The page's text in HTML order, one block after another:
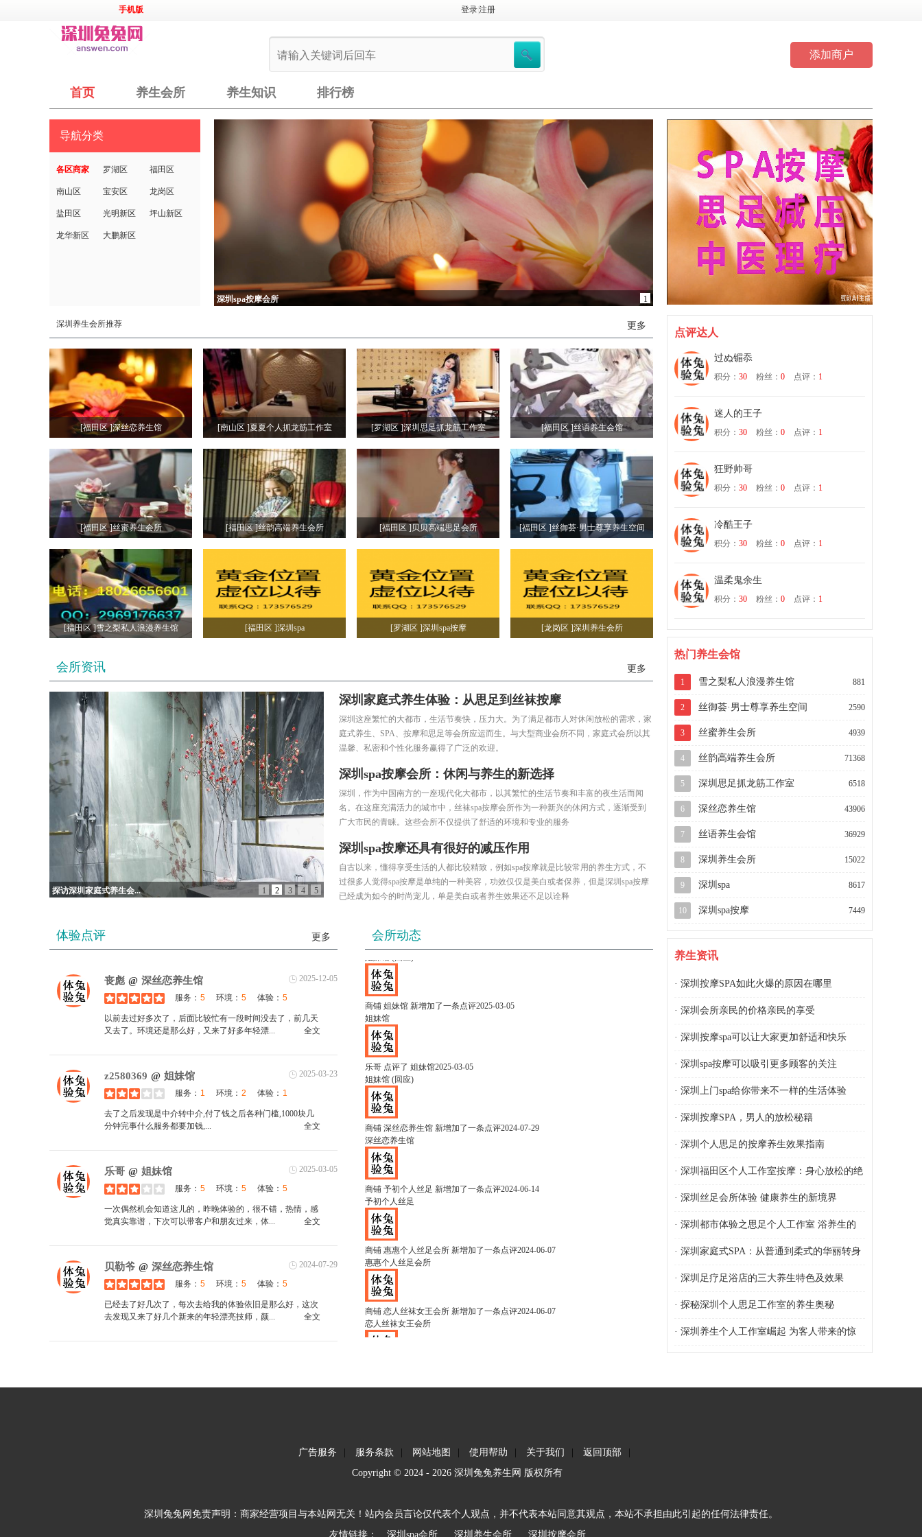
手机版 登录注册
添加商户
首页 养生会所 养生知识 排行榜
导航分类
各区商家 罗湖区 福田区
南山区 宝安区 龙岗区
盐田区 光明新区 坪山新区
龙华新区 大鹏新区
深圳spa按摩会所 1
更多
深圳养生会所推荐
[福田区 ]深丝恋养生馆 [南山区 ]夏夏个人抓龙筋工作室 [罗湖区 ]深圳思足抓龙筋工作室 [福田区 ]丝语养生会馆
[福田区 ]丝蜜养生会所 [福田区 ]丝韵高端养生会所 [福田区 ]贝贝高端思足会所 [福田区 ]丝御荟·男士尊享养生空间
[福田区 ]雪之梨私人浪漫养生馆 [福田区 ]深圳spa [罗湖区 ]深圳spa按摩 [龙岗区 ]深圳养生会所
更多
会所资讯
探访深圳家庭式养生会... 1 2 3 4 5
深圳家庭式养生体验：从思足到丝袜按摩
深圳这座繁忙的大都市，生活节奏快，压力大。为了满足都市人对休闲放松的需求，家
庭式养生、SPA、按摩和思足等会所应运而生。与大型商业会所不同，家庭式会所以其
温馨、私密和个性化服务赢得了广泛的欢迎。
深圳spa按摩会所：休闲与养生的新选择
深圳，作为中国南方的一座现代化大都市，以其繁忙的生活节奏和丰富的夜生活而闻
名。在这座充满活力的城市中，丝袜spa按摩会所作为一种新兴的休闲方式，逐渐受到
广大市民的青睐。这些会所不仅提供了舒适的环境和专业的服务
深圳spa按摩还具有很好的减压作用
自古以来，懂得享受生活的人都比较精致，例如spa按摩就是比较常用的养生方式，不
过很多人觉得spa按摩是单纯的一种美容，功效仅仅是美白或者保养，但是深圳spa按摩
已经成为如今的时尚宠儿，单是美白或者养生效果还不足以诠释
更多
体验点评
2025-12-05
丧彪 @ 深丝恋养生馆
服务： 5 环境： 5 体验： 5
全文
以前去过好多次了，后面比较忙有一段时间没去了，前几天
又去了。环境还是那么好，又来了好多年轻漂...
2025-03-23
z2580369 @ 姐妹馆
服务： 1 环境： 2 体验： 1
全文
去了之后发现是中介转中介,付了钱之后各种门槛,1000块几
分钟完事什么服务都要加钱, ...
2025-03-05
乐哥 @ 姐妹馆
服务： 5 环境： 5 体验： 5
全文
一次偶然机会知道这儿的，昨晚体验的，很不错，热情，感
觉真实靠谱，下次可以带客户和朋友过来，体...
2024-07-29
贝勒爷 @ 深丝恋养生馆
服务： 5 环境： 5 体验： 5
全文
已经去了好几次了，每次去给我的体验依旧是那么好，这次
去发现又来了好几个新来的年轻漂亮技师，颜...
会所动态
商铺 深丝恋养生馆新增加了一条点评12-05
深丝恋养生馆
商铺 姐妹馆新增加了一条点评 2025-03-23
姐妹馆
姐妹馆(回应)
商铺 姐妹馆
姐妹馆
乐哥点评了 姐妹馆
姐妹馆(
商铺 深丝恋养生馆
深丝恋养生馆
商铺 予初个人丝足
予初个人丝足
商铺 惠惠个人丝足会所
惠惠个人丝足会所
商铺 恋人丝袜女王会所
恋人丝袜女王会所
新增加了一条点评 2025-03-23
姐妹馆
点评了 姐妹馆
2025-03-23
点评达人
过ぬ镅忝
积分： 30 粉丝： 0 点评： 1
迷人的王子
积分： 30 粉丝： 0 点评： 1
狂野帅哥
积分： 30 粉丝： 0 点评： 1
冷酷王子
积分： 30 粉丝： 0 点评： 1
温柔鬼余生
积分： 30 粉丝： 0 点评： 1
热门养生会馆
881
1 雪之梨私人浪漫养生馆
2590
2 丝御荟·男士尊享养生空间
4939
3 丝蜜养生会所
71368
4 丝韵高端养生会所
6518
5 深圳思足抓龙筋工作室
43906
6 深丝恋养生馆
36929
7 丝语养生会馆
15022
8 深圳养生会所
8617
9 深圳spa
7449
10 深圳spa按摩
养生资讯
· 深圳按摩SPA如此火爆的原因在哪里
· 深圳会所亲民的价格亲民的享受
· 深圳按摩spa可以让大家更加舒适和快乐
· 深圳spa按摩可以吸引更多顾客的关注
· 深圳上门spa给你带来不一样的生活体验
· 深圳按摩SPA，男人的放松秘籍
· 深圳个人思足的按摩养生效果指南
· 深圳福田区个人工作室按摩：身心放松的绝
佳之选
· 深圳丝足会所体验 健康养生的新境界
· 深圳都市体验之思足个人工作室 浴养生的
个性化体验
· 深圳家庭式SPA：从普通到柔式的华丽转身
· 深圳足疗足浴店的三大养生特色及效果
· 探秘深圳个人思足工作室的养生奥秘
· 深圳养生个人工作室崛起 为客人带来的惊
广告服务 服务条款 网站地图 使用帮助 关于我们 返回顶部
Copyright © 2024 - 2026 深圳兔兔养生网 版权所有
深圳兔兔网免责声明：商家经营项目与本站网无关！站内会员言论仅代表个人观点，并不代表本站同意其观点，本站不承担由此引起的任何法律责任。
友情链接：
深圳spa会所 深圳养生会所 深圳按摩会所